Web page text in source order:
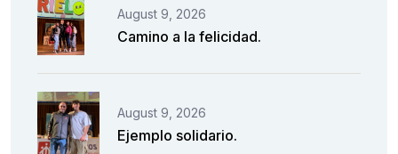
August 9, 2026
Camino a la felicidad.
August 9, 2026
Ejemplo solidario.